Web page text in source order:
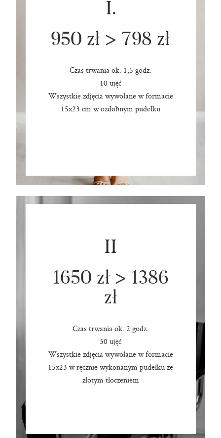
I.
950 zł > 798 zł
Czas trwania ok. 1,5 godz.
10 ujęć
Wszystkie zdjęcia wywołane w formacie
15x23 cm w ozdobnym pudełku
II
1650 zł > 1386
zł
Czas trwania ok. 2 godz.
30 ujęć
Wszystkie zdjęcia wywołane w formacie
15x23 w ręcznie wykonanym pudełku ze
złotym tłoczeniem